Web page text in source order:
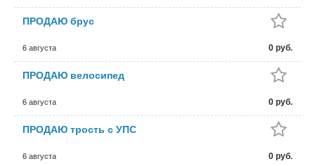
ПРОДАЮ брус
6 августа 0 руб.
ПРОДАЮ велосипед
6 августа 0 руб.
ПРОДАЮ трость с УПС
6 августа 0 руб.